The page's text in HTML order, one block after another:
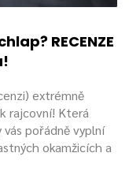
RECENZE
extrémně
rajcovní! Která
pořádně vyplní
okamžicích a